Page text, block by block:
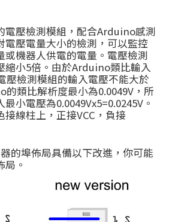
電壓檢測模組，配合Arduino感測
電壓電量大小的檢測，可以監控
或機器人供電的電量。電壓檢測
縮小5倍。由於Arduino類比輸入
壓檢測模組的輸入電壓不能大於
的類比解析度最小為0.0049V，所
小電壓為0.0049Vx5=0.0245V。
線柱上，正接VCC，負接
的埠佈局具備以下改進，你可能
。